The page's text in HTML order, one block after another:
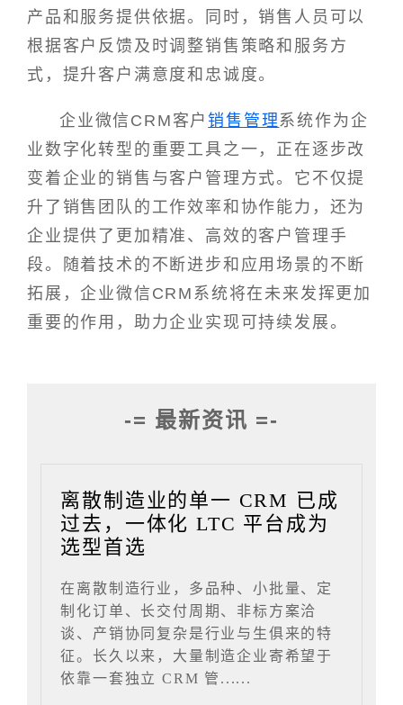
产品和服务提供依据。同时，销售人员可以
根据客户反馈及时调整销售策略和服务方
式，提升客户满意度和忠诚度。
企业微信CRM客户销售管理系统作为企
业数字化转型的重要工具之一，正在逐步改
变着企业的销售与客户管理方式。它不仅提
升了销售团队的工作效率和协作能力，还为
企业提供了更加精准、高效的客户管理手
段。随着技术的不断进步和应用场景的不断
拓展，企业微信CRM系统将在未来发挥更加
重要的作用，助力企业实现可持续发展。
-= 最新资讯 =-
离散制造业的单一 CRM 已成
过去，一体化 LTC 平台成为
选型首选
在离散制造行业，多品种、小批量、定
制化订单、长交付周期、非标方案洽
谈、产销协同复杂是行业与生俱来的特
征。长久以来，大量制造企业寄希望于
依靠一套独立 CRM 管......